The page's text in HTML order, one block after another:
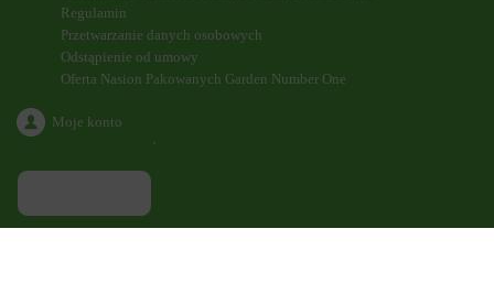
Regulamin
Przetwarzanie danych osobowych
Odstąpienie od umowy
Oferta Nasion Pakowanych Garden Number One
Moje konto
`